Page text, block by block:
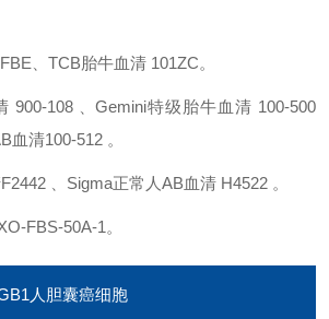
、TCB胎牛血清 101ZC。
900-108 、Gemini特级胎牛血清 100-500
血清100-512 。
、Sigma正常人AB血清 H4522 。
FBS-50A-1。
人胆囊癌细胞